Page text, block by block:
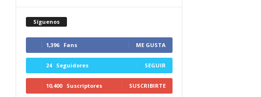
Síguenos
1,396 Fans ME GUSTA
24 Seguidores SEGUIR
10,400 Suscriptores SUSCRIBIRTE